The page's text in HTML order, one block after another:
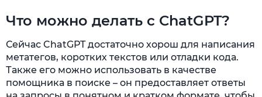
Что можно делать с ChatGPT?
Сейчас ChatGPT достаточно хорош для написания
метатегов, коротких текстов или отладки кода.
Также его можно использовать в качестве
помощника в поиске – он предоставляет ответы